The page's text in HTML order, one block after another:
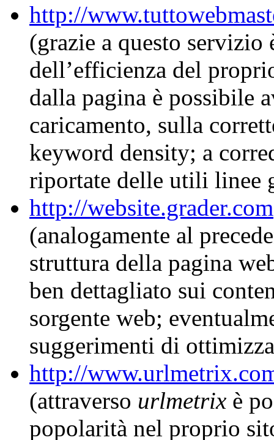
http://
(grazie a questo servizio
dell’efficienza del
dalla pagina è possibile
caricamento, sulla
keyword density; a
riportate delle utili linee
http://website.grader.com
(analogamente al
struttura della pagina
ben dettagliato sui
sorgente web;
suggerimenti di
http://
(attraverso urlmetrix è
popolarità nel proprio